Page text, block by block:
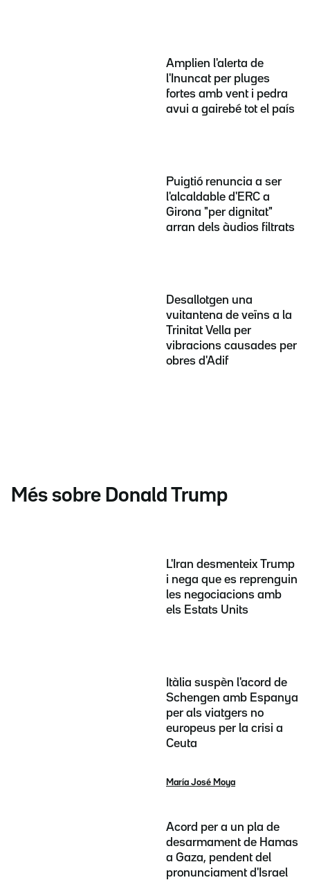
Amplien l'alerta de
l'Inuncat per pluges
fortes amb vent i pedra
avui a gairebé tot el país
Puigtió renuncia a ser
l'alcaldable d'ERC a
Girona "per dignitat"
arran dels àudios filtrats
Desallotgen una
vuitantena de veïns a la
Trinitat Vella per
vibracions causades per
obres d'Adif
Més sobre Donald Trump
L'Iran desmenteix Trump
i nega que es reprenguin
les negociacions amb
els Estats Units
Itàlia suspèn l'acord de
Schengen amb Espanya
per als viatgers no
europeus per la crisi a
Ceuta
María José Moya
Acord per a un pla de
desarmament de Hamas
a Gaza, pendent del
pronunciament d'Israel